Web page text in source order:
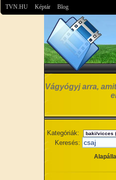
TVN.HU Képtár Blog
Vágyógyj arra,
Kategóriák:
Keresés: